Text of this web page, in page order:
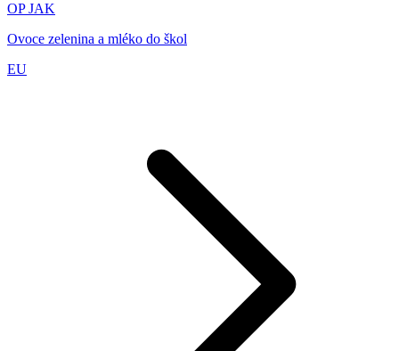
OP JAK
Ovoce zelenina a mléko do škol
EU